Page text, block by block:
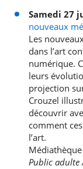
Samedi 27
nouveaux
Les
dans l’art
numérique.
leurs
projection
Crouzel
découvrir
comment
l’art.
Public adulte